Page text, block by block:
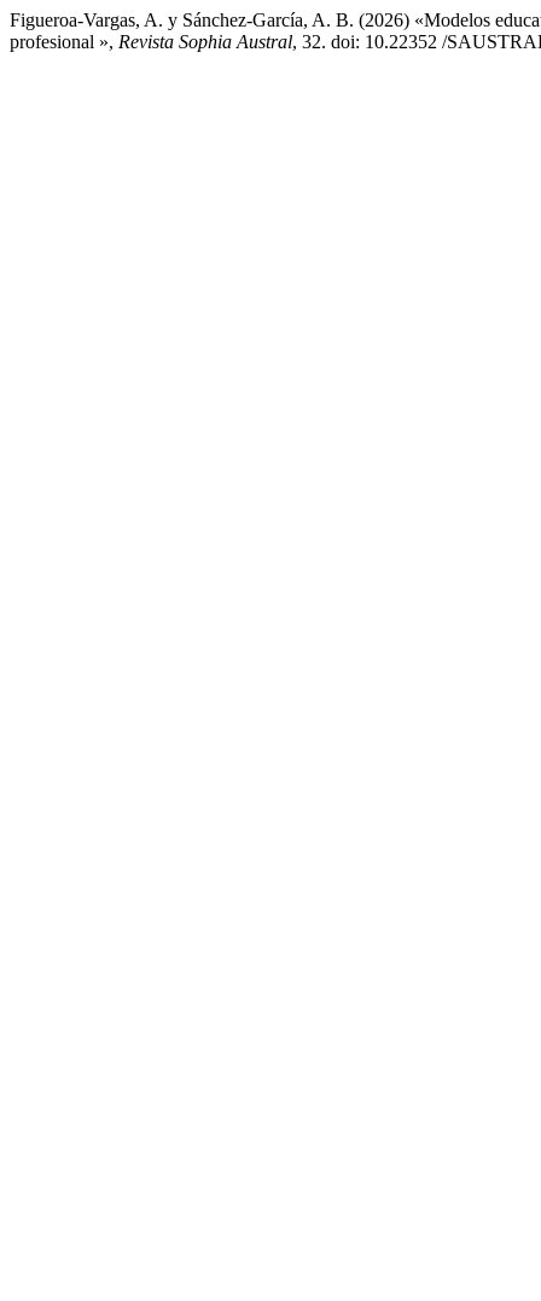
Figueroa-Vargas, A. y Sánchez-García, A. B. (2026) «Modelos
profesional », Revista Sophia Austral, 32. doi: 10.22352 /